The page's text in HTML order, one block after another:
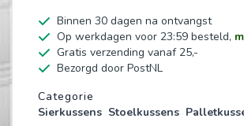
Binnen 30 dagen na ontvangst
Op werkdagen voor 23:59 besteld,
Gratis verzending vanaf 25,-
Bezorgd door PostNL
Productgegevens
Categorie
Sierkussens Stoelkussens